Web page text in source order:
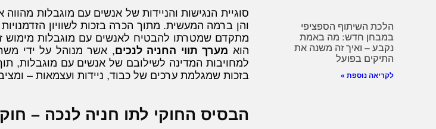
הלכת השיתוף הספציפי
במבחן חדש: מה באמת
נקבע – ואיך זה משנה את
התיקים בפועל
לקריאה נוספת »
סוגיית הנגישות והניידות של אנשים עם מוגבלות
והן ברמה המעשית. מתוך הכרה בזכות לשוויון
מתקדם שמטרתו להבטיח לאנשים עם מוגבלות מימוש
הוא מערך תווי החניה לנכים, אשר מנוהל על ידי
למחויבות המדינה לשילובם של אנשים עם מוגבלות,
בזכות שמגלמת ערכים של כבוד, ניידות ועצמאות –
הבסיס החוקי לתו חניה לנכה –